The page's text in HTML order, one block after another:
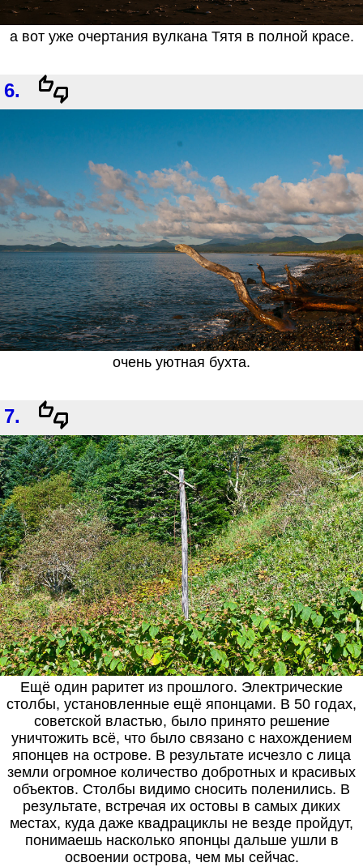
а вот уже очертания вулкана Тятя в полной красе.
6.
очень уютная бухта.
7.
Ещё один раритет из прошлого. Электрические
столбы, установленные ещё японцами. В 50 годах,
советской властью, было принято решение
уничтожить всё, что было связано с нахождением
японцев на острове. В результате исчезло с лица
земли огромное количество добротных и красивых
объектов. Столбы видимо сносить поленились. В
результате, встречая их остовы в самых диких
местах, куда даже квадрациклы не везде пройдут,
понимаешь насколько японцы дальше ушли в
освоении острова, чем мы сейчас.